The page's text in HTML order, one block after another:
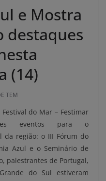
e Mostra
destaques
(14)
TEM
do Mar – Festimar
eventos para o
da região: o III Fórum do
Azul e o Seminário de
palestrantes de Portugal,
do Sul estiveram